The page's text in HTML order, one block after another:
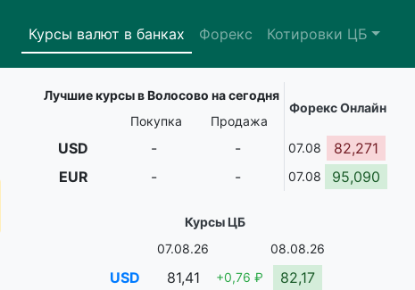
Курсы валют в банках Форекс Котировки ЦБ
Лучшие курсы в Волосово на сегодня
Форекс Онлайн
Покупка
Продажа
USD - - 07.08
82,271
EUR
- - 07.08 95,090
Курсы ЦБ
07.08.26
08.08.26
USD 81,41 +0,76 ₽
82,17